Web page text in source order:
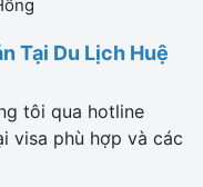
Tại Du Lịch Huệ
tôi qua hotline
visa phù hợp và các